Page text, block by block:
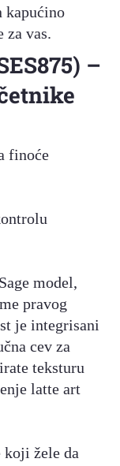
kapućino
za vas.
–
finoće
model,
pravog
je integrisani
cev za
teksturu
latte art
koji žele da